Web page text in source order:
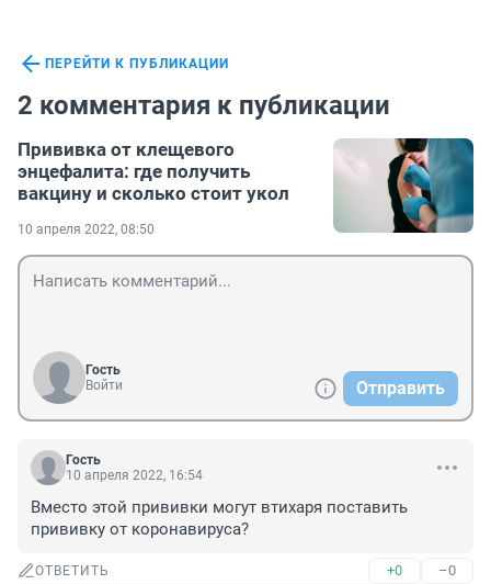
ПЕРЕЙТИ К ПУБЛИКАЦИИ
2 комментария к публикации
Прививка от клещевого
энцефалита: где получить
вакцину и сколько стоит укол
10 апреля 2022, 08:50
Гость
Войти
Отправить
Гость
10 апреля 2022, 16:54
Вместо этой прививки могут втихаря поставить
прививку от коронавируса?
ОТВЕТИТЬ +0 –0